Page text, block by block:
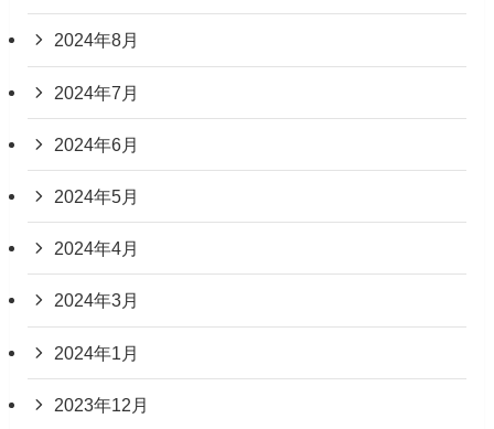
2024年8月
2024年7月
2024年6月
2024年5月
2024年4月
2024年3月
2024年1月
2023年12月